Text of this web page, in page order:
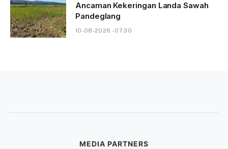
Ancaman Kekeringan Landa Sawah
Pandeglang
10-08-2026 - 07.30
MEDIA PARTNERS